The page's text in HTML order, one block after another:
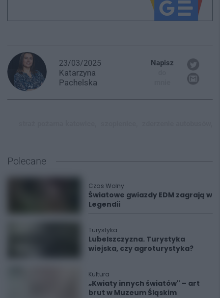
23/03/2025
Katarzyna
Pachelska
Napisz
Polecane
Czas Wolny
Światowe gwiazdy EDM zagrają w
Legendii
Turystyka
Lubelszczyzna. Turystyka
wiejska, czy agroturystyka?
Kultura
„Kwiaty innych światów" – art
brut w Muzeum Śląskim